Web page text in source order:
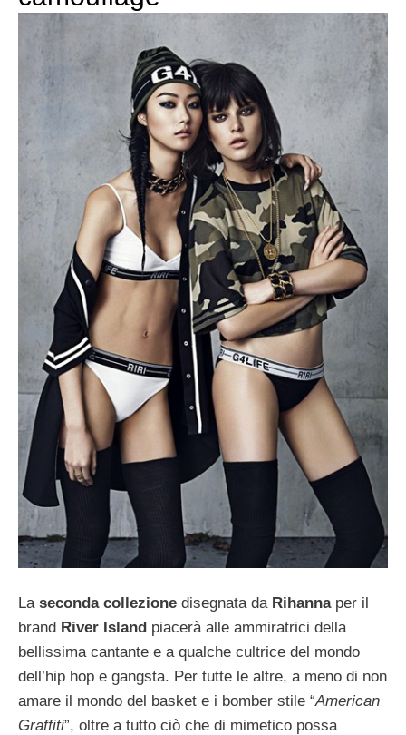
La seconda collezione disegnata da Rihannaper il
brand River Island piacerà alle ammiratrici della
bellissima cantante e a qualche cultrice del mondo
dell’hip hop e gangsta. Per tutte le altre, a meno di non
amare il mondo del basket e i bomber stile “American
Graffiti”, oltre a tutto ciò che di mimetico possa